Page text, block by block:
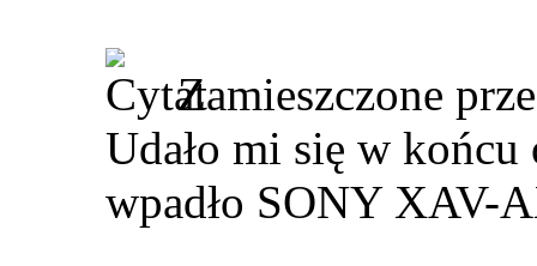
Zamieszczone
Udało mi się w
wpadło SONY XAV-